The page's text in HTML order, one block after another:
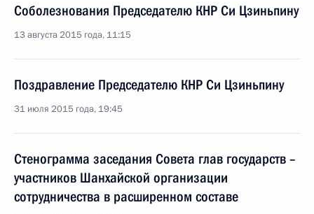
Соболезнования Председателю КНР Си Цзиньпину
13 августа 2015 года, 11:15
Поздравление Председателю КНР Си Цзиньпину
31 июля 2015 года, 19:45
Стенограмма заседания Совета глав государств –
участников Шанхайской организации
сотрудничества в расширенном составе